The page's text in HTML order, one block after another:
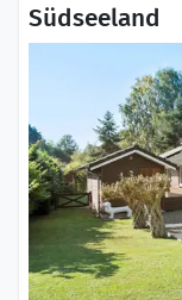
Südseeland